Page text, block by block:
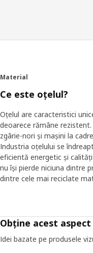
abordarea noastră față
lucrurile, în loc să încerci
a produsului.
Singura similaritate
„Cei mai mulți oameni
organizat în care să își
asemănările se sfârșesc
dezvoltat sistemul PAX/
te constrânge adesea să
păstra hainele. Dacă vrei
vrem să poți face asta,”
Material
Ce este oțelul?
Oțelul are caracteristici
deoarece rămâne
zgârie-nori și mașini la
Industria oțelului se
eficientă energetic și
nu își pierde niciuna dintre
dintre cele mai reciclate
Obține acest aspect
Idei bazate pe produsele